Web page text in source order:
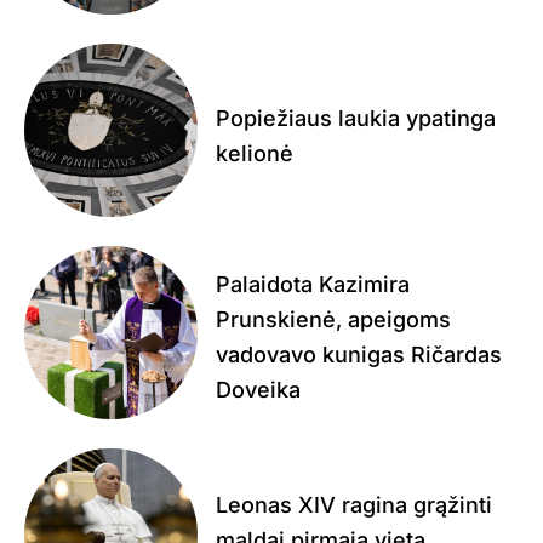
Popiežiaus laukia ypatinga
kelionė
Palaidota Kazimira
Prunskienė, apeigoms
vadovavo kunigas Ričardas
Doveika
Leonas XIV ragina grąžinti